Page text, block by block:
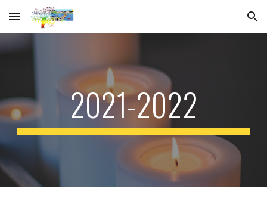
Skip to main content Skip to navigation
2021-2022